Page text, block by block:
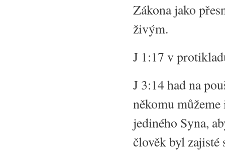
Zákona jako
živým.
J 1:17 v
J 3:14 had na
někomu
jediného Syna,
člověk byl zajisté